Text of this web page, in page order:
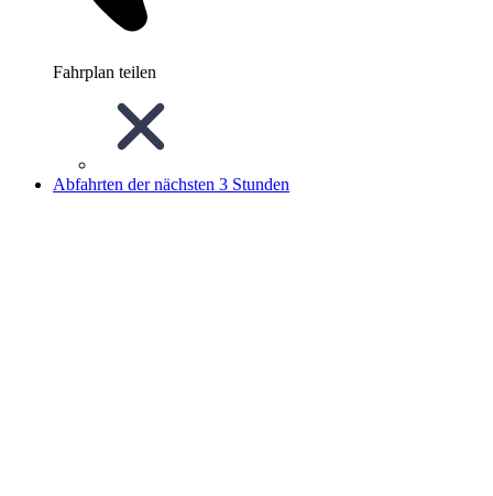
Fahrplan teilen
Abfahrten der nächsten 3 Stunden